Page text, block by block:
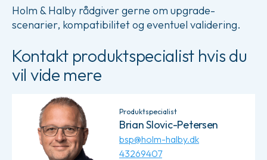
Holm & Halby rådgiver gerne om upgrade-
scenarier, kompatibilitet og eventuel validering.
Kontakt produktspecialist hvis du
vil vide mere
Produktspecialist
Brian Slovic-Petersen
bsp@holm-halby.dk
43269407